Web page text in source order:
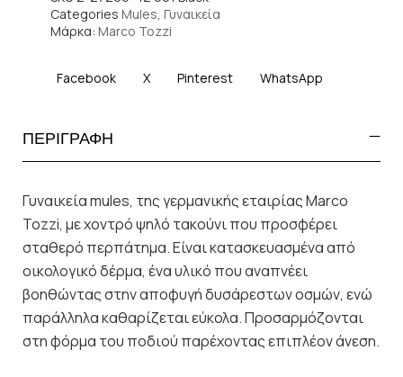
Categories Mules, Γυναικεία
Μάρκα: Marco Tozzi
Facebook X Pinterest WhatsApp
ΠΕΡΙΓΡΑΦΗ
Γυναικεία mules, της γερμανικής εταιρίας Marco
Tozzi, με χοντρό ψηλό τακούνι που προσφέρει
σταθερό περπάτημα. Είναι κατασκευασμένα από
οικολογικό δέρμα, ένα υλικό που αναπνέει
βοηθώντας στην αποφυγή δυσάρεστων οσμών, ενώ
παράλληλα καθαρίζεται εύκολα. Προσαρμόζονται
στη φόρμα του ποδιού παρέχοντας επιπλέον άνεση.